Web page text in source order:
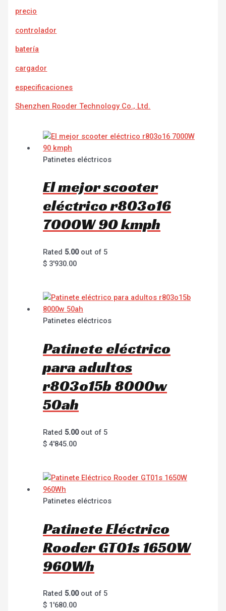
precio
controlador
batería
cargador
especificaciones
Shenzhen Rooder Technology Co., Ltd.
Patinetes eléctricos
El mejor scooter
eléctrico r803o16
7000W 90 kmph
Rated 5.00out of 5
$ 3'930.00
Patinetes eléctricos
Patinete eléctrico
para adultos
r803o15b 8000w
50ah
Rated 5.00out of 5
$ 4'845.00
Patinetes eléctricos
Patinete Eléctrico
Rooder GT01s 1650W
960Wh
Rated 5.00out of 5
$ 1'680.00